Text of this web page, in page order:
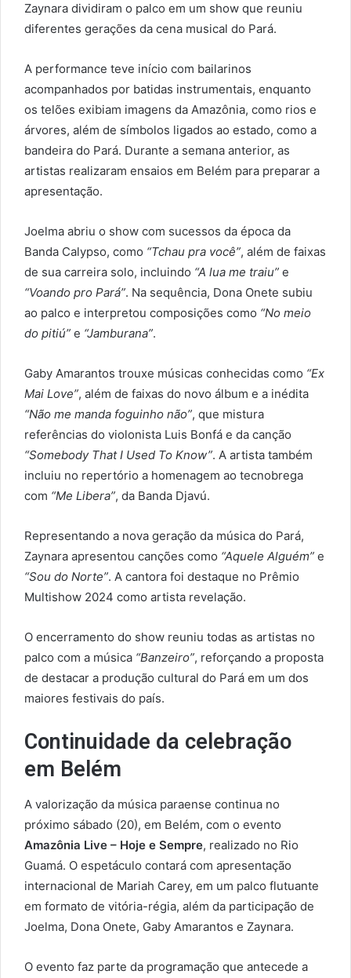
Zaynara dividiram o palco em um show que reuniu
diferentes gerações da cena musical do Pará.
A performance teve início com bailarinos
acompanhados por batidas instrumentais, enquanto
os telões exibiam imagens da Amazônia, como rios e
árvores, além de símbolos ligados ao estado, como a
bandeira do Pará. Durante a semana anterior, as
artistas realizaram ensaios em Belém para preparar a
apresentação.
Joelma abriu o show com sucessos da época da
Banda Calypso, como “Tchau pra você”, além de faixas
de sua carreira solo, incluindo “A lua me traiu” e
“Voando pro Pará”. Na sequência, Dona Onete subiu
ao palco e interpretou composições como “No meio
do pitiú” e “Jamburana”.
Gaby Amarantos trouxe músicas conhecidas como “Ex
Mai Love”, além de faixas do novo álbum e a inédita
“Não me manda foguinho não”, que mistura
referências do violonista Luis Bonfá e da canção
“Somebody That I Used To Know”. A artista também
incluiu no repertório a homenagem ao tecnobrega
com “Me Libera”, da Banda Djavú.
Representando a nova geração da música do Pará,
Zaynara apresentou canções como “Aquele Alguém” e
“Sou do Norte”. A cantora foi destaque no Prêmio
Multishow 2024 como artista revelação.
O encerramento do show reuniu todas as artistas no
palco com a música “Banzeiro”, reforçando a proposta
de destacar a produção cultural do Pará em um dos
maiores festivais do país.
Continuidade da celebração
em Belém
A valorização da música paraense continua no
próximo sábado (20), em Belém, com o evento
Amazônia Live – Hoje e Sempre, realizado no Rio
Guamá. O espetáculo contará com apresentação
internacional de Mariah Carey, em um palco flutuante
em formato de vitória-régia, além da participação de
Joelma, Dona Onete, Gaby Amarantos e Zaynara.
O evento faz parte da programação que antecede a